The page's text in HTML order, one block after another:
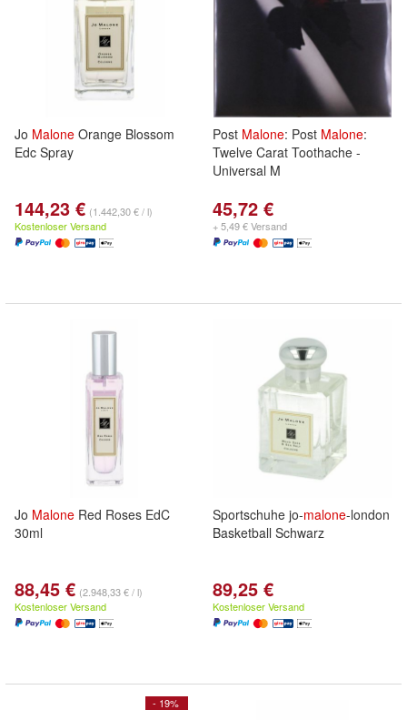
Jo Malone Orange Blossom
Edc Spray
144,23 € (1.442,30 € / l)
Kostenloser Versand
Post Malone: Post Malone:
Twelve Carat Toothache -
Universal M
45,72 €
+ 5,49 € Versand
Jo Malone Red Roses EdC
30ml
88,45 € (2.948,33 € / l)
Kostenloser Versand
Sportschuhe jo-malone-london
Basketball Schwarz
89,25 €
Kostenloser Versand
- 19%